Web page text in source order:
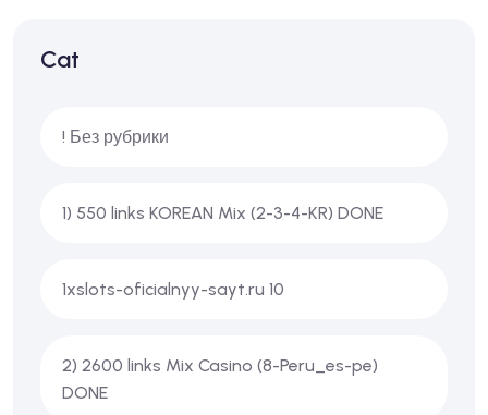
Cat
! Без рубрики
1) 550 links KOREAN Mix (2-3-4-KR) DONE
1xslots-oficialnyy-sayt.ru 10
2) 2600 links Mix Casino (8-Peru_es-pe)
DONE